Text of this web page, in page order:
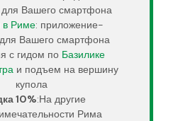
для Вашего смартфона
в Риме: приложение-
Вашего смартфона
с гидом по Базилике
и подъем на вершину
купола
10%:На другие
Рима